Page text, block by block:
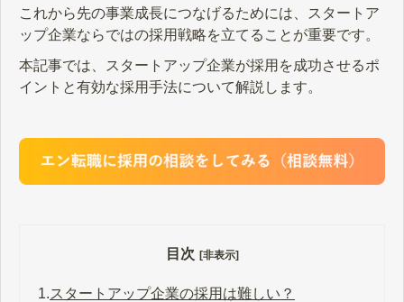
これから先の事業成長につなげるためには、スタートア
ップ企業ならではの採用戦略を立てることが重要です。
本記事では、スタートアップ企業が採用を成功させるポ
イントと有効な採用手法について解説します。
目次 [非表示]
1.スタートアップ企業の採用は難しい？